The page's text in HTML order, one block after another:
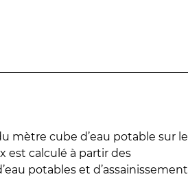
mètre cube d’eau potable sur le
est calculé à partir des
potables et d’assainissement